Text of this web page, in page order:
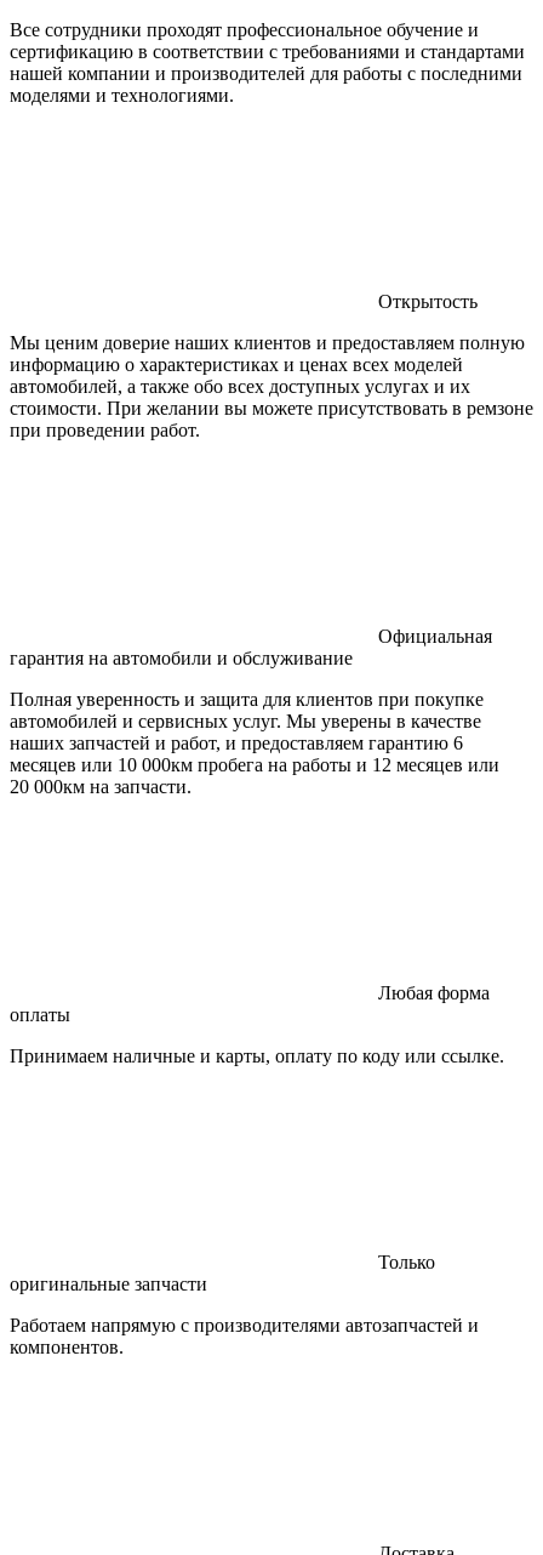
Все сотрудники проходят профессиональное обучение и
сертификацию в соответствии с требованиями и стандартами
нашей компании и производителей для работы с последними
моделями и технологиями.
Открытость
Мы ценим доверие наших клиентов и предоставляем полную
информацию о характеристиках и ценах всех моделей
автомобилей, а также обо всех доступных услугах и их
стоимости. При желании вы можете присутствовать в ремзоне
при проведении работ.
Официальная
гарантия на автомобили и обслуживание
Полная уверенность и защита для клиентов при покупке
автомобилей и сервисных услуг. Мы уверены в качестве
наших запчастей и работ, и предоставляем гарантию 6
месяцев или 10 000км пробега на работы и 12 месяцев или
20 000км на запчасти.
Любая форма
оплаты
Принимаем наличные и карты, оплату по коду или ссылке.
Только
оригинальные запчасти
Работаем напрямую с производителями автозапчастей и
компонентов.